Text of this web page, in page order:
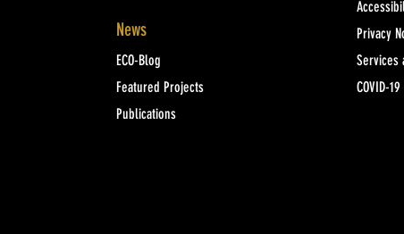
News
ECO-Blog
Featured Projects
Publications
Privacy
Services
COVID-